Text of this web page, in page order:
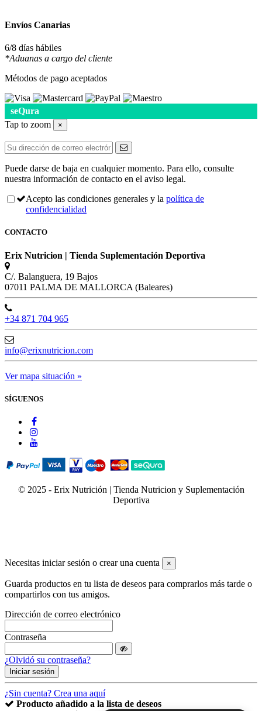
Envíos Canarias
6/8 días hábiles
*Aduanas a cargo del cliente
Métodos de pago aceptados
seQura
Tap to zoom
×
Puede darse de baja en cualquier momento. Para ello, consulte
nuestra información de contacto en el aviso legal.
Acepto las condiciones generales y la política de
confidencialidad
CONTACTO
Erix Nutricion | Tienda Suplementación Deportiva
C/. Balanguera, 19 Bajos
07011 PALMA DE MALLORCA (Baleares)
+34 871 704 965
info@erixnutricion.com
Ver mapa situación »
SÍGUENOS
© 2025 - Erix Nutrición | Tienda Nutricion y Suplementación
Deportiva
Necesitas iniciar sesión o crear una cuenta ×
Guarda productos en tu lista de deseos para comprarlos más tarde o
compartirlos con tus amigos.
Dirección de correo electrónico
Contraseña
¿Olvidó su contraseña?
Iniciar sesión
¿Sin cuenta? Crea una aquí
Producto añadido a la lista de deseos